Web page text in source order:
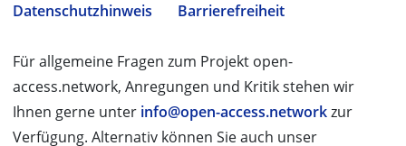
Datenschutzhinweis
Barrierefreiheit
Für allgemeine Fragen zum Projekt open-
access.network, Anregungen und Kritik stehen wir
Ihnen gerne unter info@open-access.networkzur
Verfügung. Alternativ können Sie auch unser